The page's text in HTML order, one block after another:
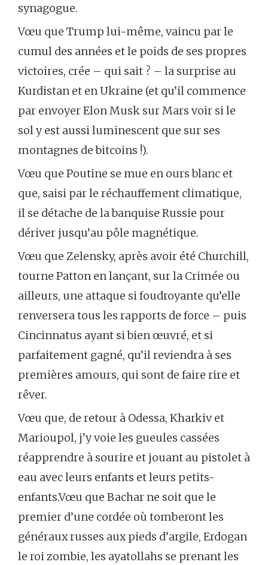
synagogue.
Vœu que Trump lui-même, vaincu par le
cumul des années et le poids de ses propres
victoires, crée – qui sait ? – la surprise au
Kurdistan et en Ukraine (et qu’il commence
par envoyer Elon Musk sur Mars voir si le
sol y est aussi luminescent que sur ses
montagnes de bitcoins !).
Vœu que Poutine se mue en ours blanc et
que, saisi par le réchauffement climatique,
il se détache de la banquise Russie pour
dériver jusqu’au pôle magnétique.
Vœu que Zelensky, après avoir été Churchill,
tourne Patton en lançant, sur la Crimée ou
ailleurs, une attaque si foudroyante qu’elle
renversera tous les rapports de force – puis
Cincinnatus ayant si bien œuvré, et si
parfaitement gagné, qu’il reviendra à ses
premières amours, qui sont de faire rire et
rêver.
Vœu que, de retour à Odessa, Kharkiv et
Marioupol, j’y voie les gueules cassées
réapprendre à sourire et jouant au pistolet à
eau avec leurs enfants et leurs petits-
enfants.Vœu que Bachar ne soit que le
premier d’une cordée où tomberont les
généraux russes aux pieds d’argile, Erdogan
le roi zombie, les ayatollahs se prenant les